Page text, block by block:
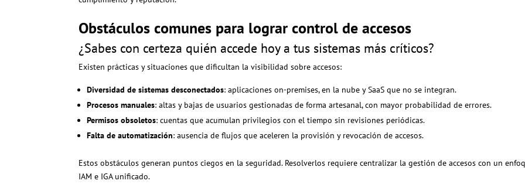
Obstáculos comunes para lograr control de accesos
¿Sabes con certeza quién accede hoy a tus sistemas más críticos?
Existen prácticas y situaciones que dificultan la visibilidad sobre accesos:
Diversidad de sistemas desconectados: aplicaciones on-premises, en la nube y SaaS que no se integran.
Procesos manuales: altas y bajas de usuarios gestionadas de forma artesanal, con mayor probabilidad de errores.
Permisos obsoletos: cuentas que acumulan privilegios con el tiempo sin revisiones periódicas.
Falta de automatización: ausencia de flujos que aceleren la provisión y revocación de accesos.
Estos obstáculos generan puntos ciegos en la seguridad. Resolverlos requiere centralizar la gestión de accesos con un
IAM e IGA unificado.